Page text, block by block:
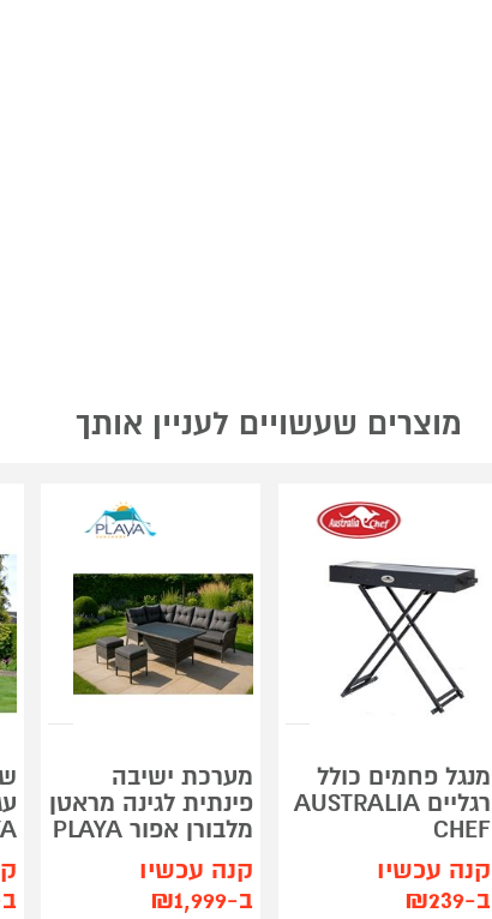
מוצרים שעשויים לעניין אותך
מנגל פחמים כולל
רגליים AUSTRALIA
CHEF
קנה עכשיו
ב-₪239
מערכת ישיבה
פינתית לגינה מראטן
מלבורן אפור PLAYA
קנה עכשיו
ב-₪1,999
ב-